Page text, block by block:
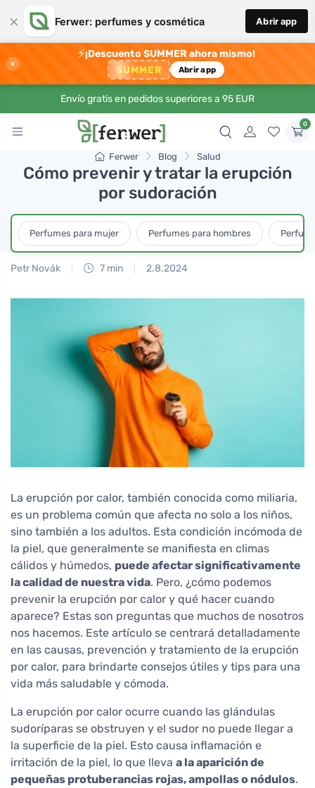
× Ferwer: perfumes y cosmética Abrir app
×
⚡¡Descuento SUMMER ahora mismo!
SUMMER Abrir app
Envío gratis en pedidos superiores a 95 EUR
0
Ferwer Blog Salud
Cómo prevenir y tratar la erupción
por sudoración
Perfumes para mujer Perfumes para hombres
Petr Novák 7 min 2.8.2024
La erupción por calor, también conocida como miliaria,
es un problema común que afecta no solo a los niños,
sino también a los adultos. Esta condición incómoda de
la piel, que generalmente se manifiesta en climas
cálidos y húmedos, puede afectar significativamente
la calidad de nuestra vida. Pero, ¿cómo podemos
prevenir la erupción por calor y qué hacer cuando
aparece? Estas son preguntas que muchos de nosotros
nos hacemos. Este artículo se centrará detalladamente
en las causas, prevención y tratamiento de la erupción
por calor, para brindarte consejos útiles y tips para una
vida más saludable y cómoda.
La erupción por calor ocurre cuando las glándulas
sudoríparas se obstruyen y el sudor no puede llegar a
la superficie de la piel. Esto causa inflamación e
irritación de la piel, lo que lleva a la aparición de
pequeñas protuberancias rojas, ampollas o nódulos.